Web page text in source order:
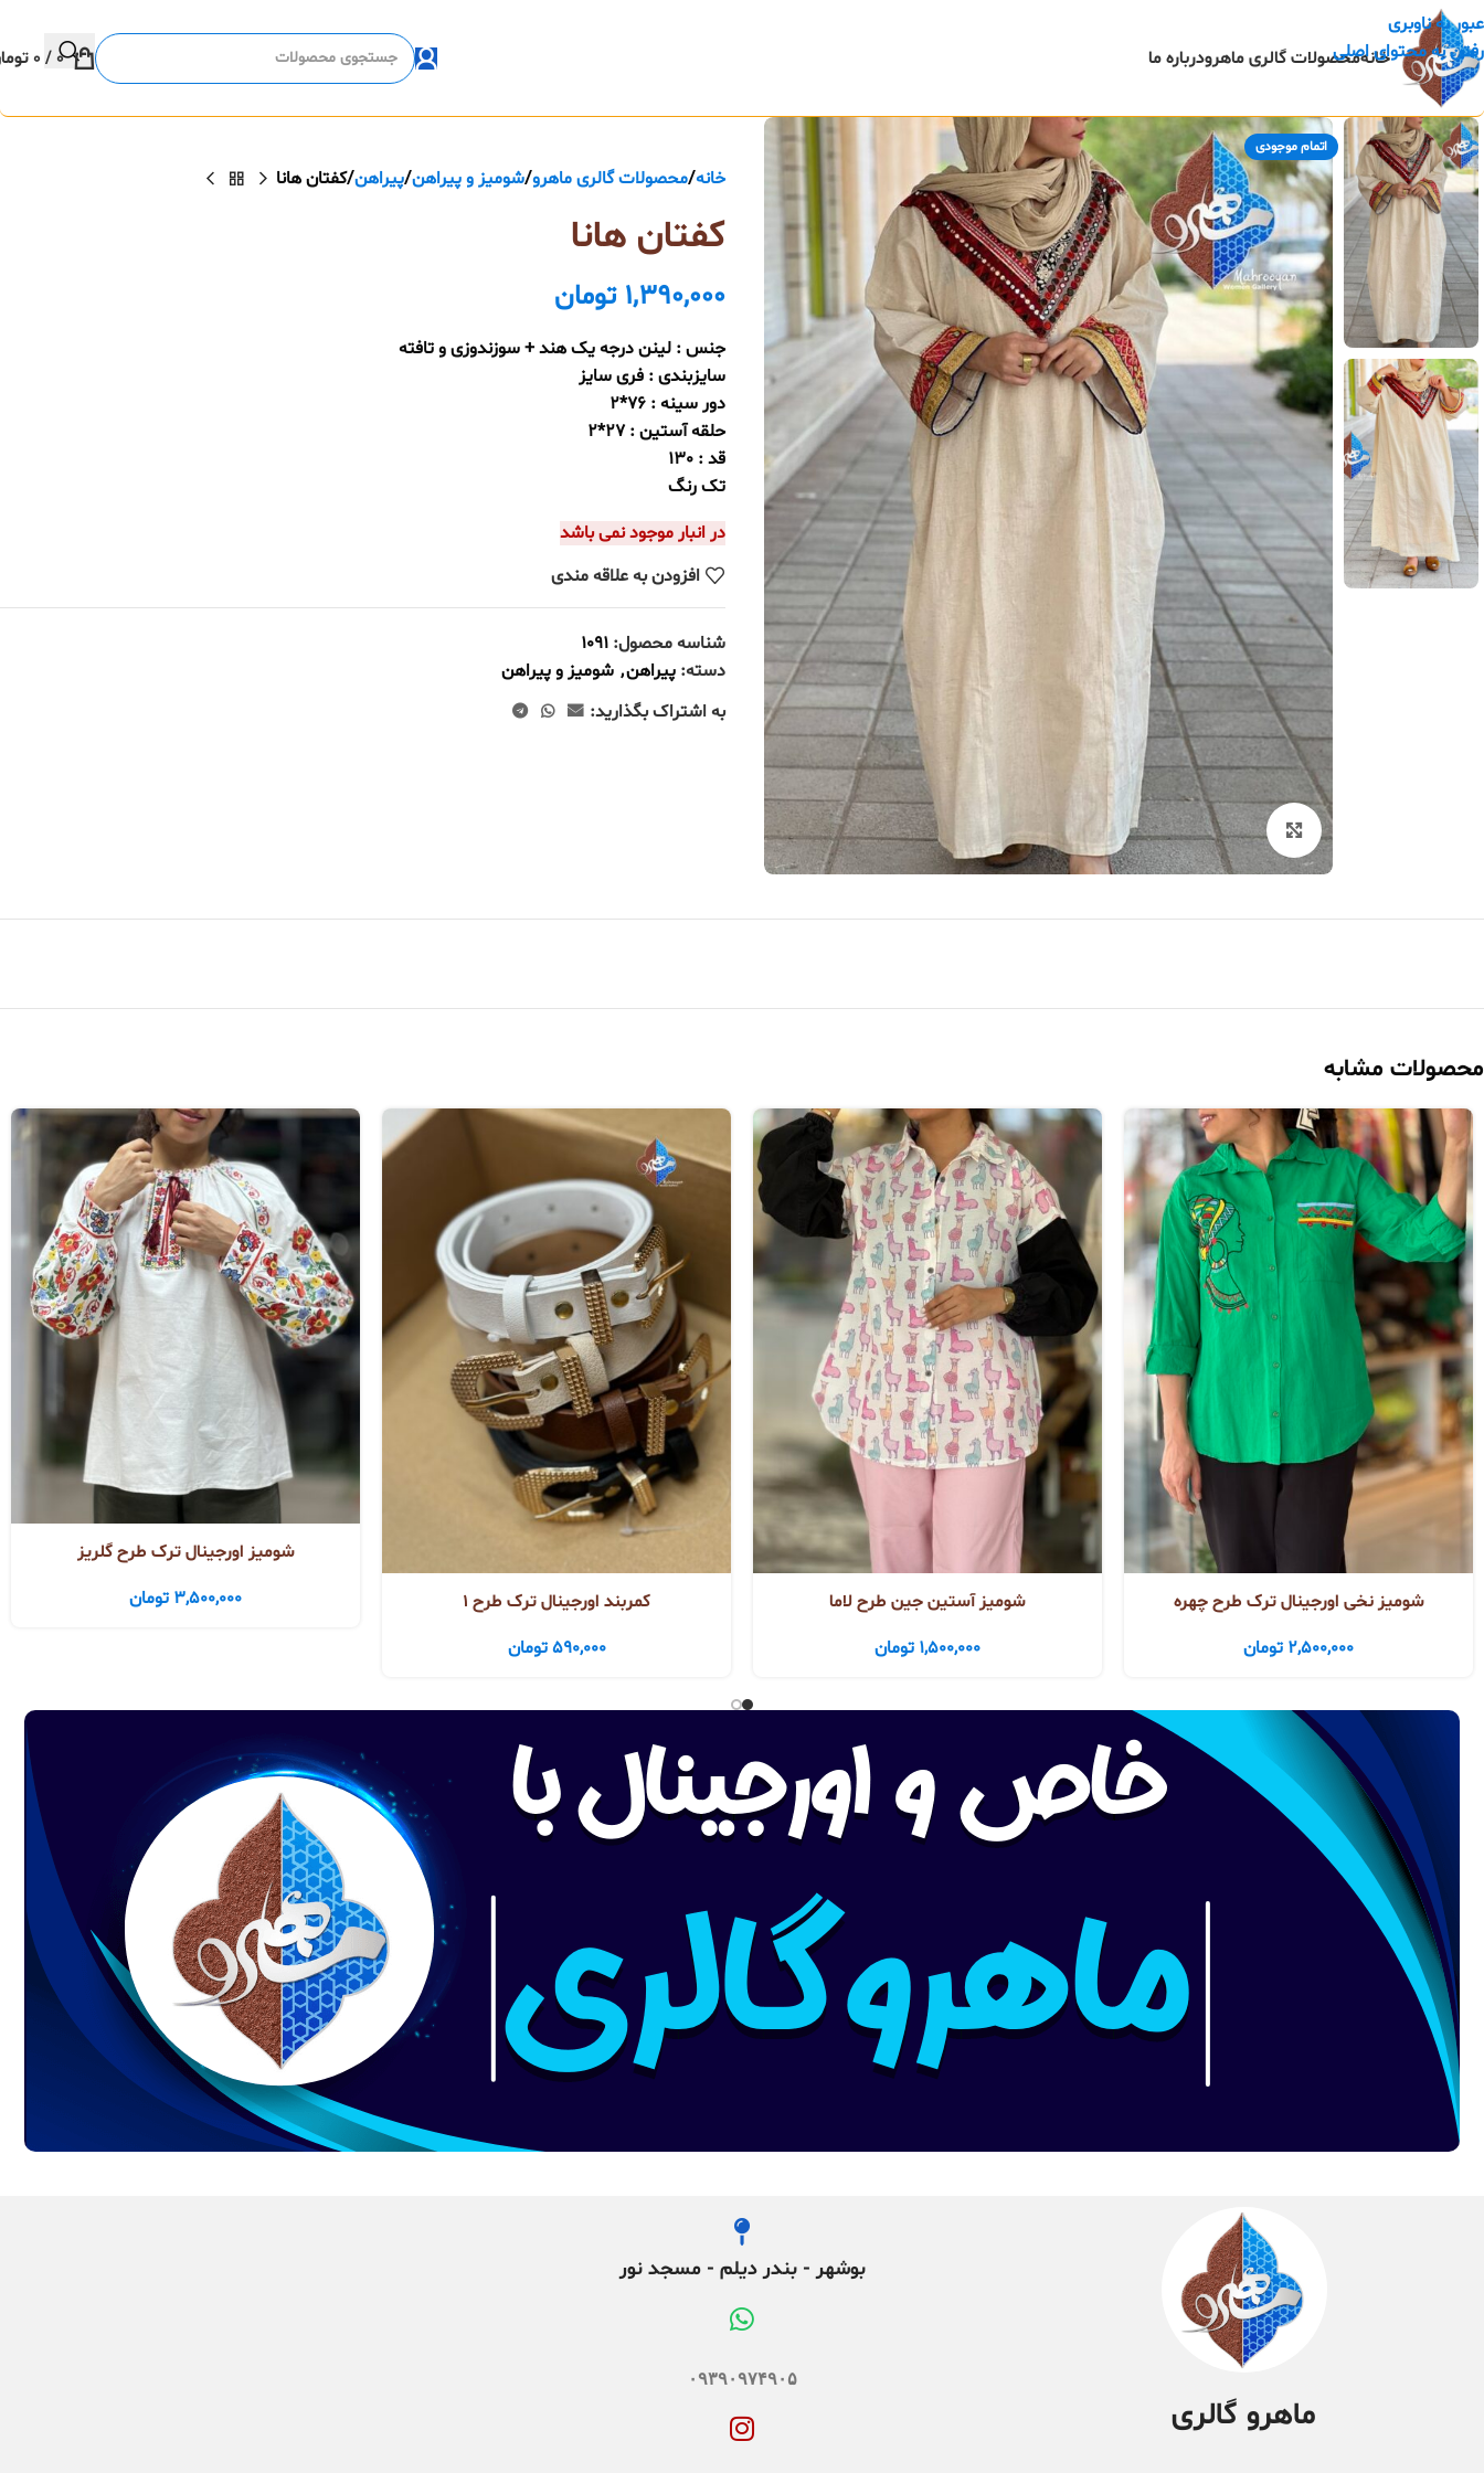
عبور به ناوبری
رفتن به محتوای اصلی
خانهمحصولات گالری ماهرودرباره ما 0
/
0
اتمام موجودی
بزرگنمایی تصویر
خانه محصولات گالری ماهرو شومیز و پیراهن پیراهن کفتان هانا
کفتان هانا
1,390,000 تومان
جنس : لینن درجه یک هند + سوزندوزی و تافته
سایزبندی : فری سایز
دور سینه : 76*2
حلقه آستین : 27*2
قد : 130
تک رنگ
در انبار موجود نمی باشد
افزودن به علاقه مندی
شناسه محصول: 1091
دسته: پیراهن, شومیز و پیراهن
به اشتراک بگذارید:
محصولات مشابه
شومیز نخی اورجینال ترک طرح چهره
2,500,000 تومان
شومیز آستین جین طرح لاما
1,500,000 تومان
کمربند اورجینال ترک طرح ۱
590,000 تومان
شومیز اورجینال ترک طرح گلریز
3,500,000 تومان
ماهرو گالری
بوشهر - بندر دیلم - مسجد نور
۰۹۳۹۰۹۷۴۹۰۵